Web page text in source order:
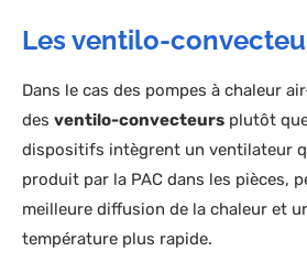
Les ventilo-
Dans le cas des pompes à chaleur
des ventilo-convecteurs plutôt
dispositifs intègrent un ventilateur
produit par la PAC dans les pièces,
meilleure diffusion de la chaleur et
température plus rapide.